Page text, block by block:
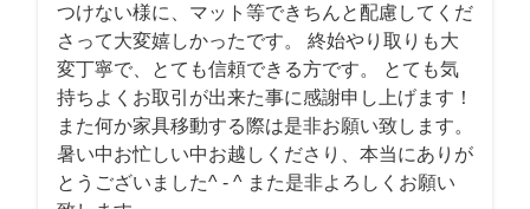
つけない様に、マット等できちんと配慮してくだ
さって大変嬉しかったです。 終始やり取りも大
変丁寧で、とても信頼できる方です。 とても気
持ちよくお取引が出来た事に感謝申し上げます！
また何か家具移動する際は是非お願い致します。
暑い中お忙しい中お越しくださり、本当にありが
とうございました^ - ^ また是非よろしくお願い